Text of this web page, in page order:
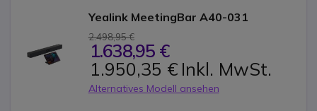
Yealink MeetingBar A40-031
2.498,95 €
1.638,95 €
1.950,35 € Inkl. MwSt.
Alternatives Modell ansehen